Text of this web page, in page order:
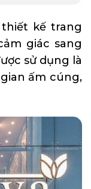
kế trang
giác sang
sử dụng là
ấm cúng,